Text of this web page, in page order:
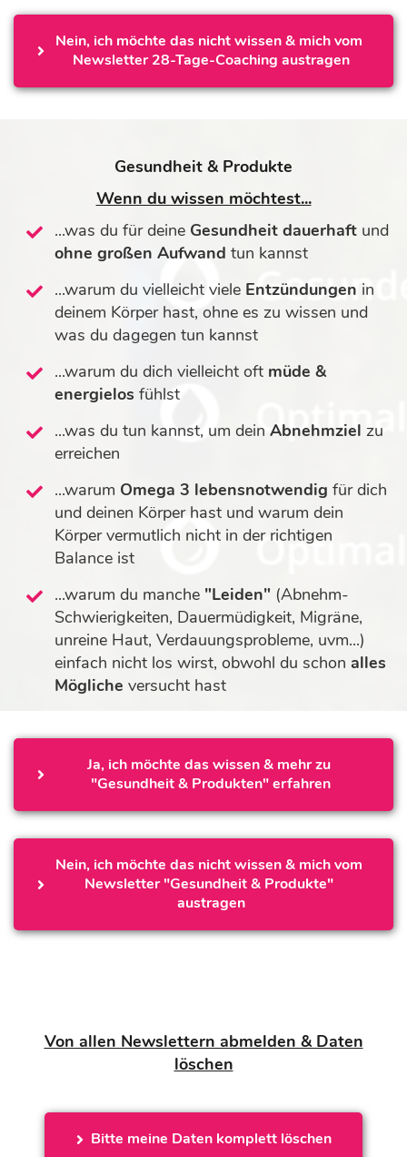
Nein, ich möchte das nicht wissen & mich vom
Newsletter 28-Tage-Coaching austragen
Gesundheit & Produkte
Wenn du wissen möchtest...
...was du für deine Gesundheit dauerhaft und
ohne großen Aufwand tun kannst
...warum du vielleicht viele Entzündungen in
deinem Körper hast, ohne es zu wissen und
was du dagegen tun kannst
...warum du dich vielleicht oft müde &
energielos fühlst
...was du tun kannst, um dein Abnehmziel zu
erreichen
...warum Omega 3 lebensnotwendig für dich
und deinen Körper hast und warum dein
Körper vermutlich nicht in der richtigen
Balance ist
...warum du manche "Leiden" (Abnehm-
Schwierigkeiten, Dauermüdigkeit, Migräne,
unreine Haut, Verdauungsprobleme, uvm...)
einfach nicht los wirst, obwohl du schon alles
Mögliche versucht hast
Ja, ich möchte das wissen & mehr zu
"Gesundheit & Produkten" erfahren
Nein, ich möchte das nicht wissen & mich vom
Newsletter "Gesundheit & Produkte"
austragen
Von allen Newslettern abmelden & Daten
löschen
Bitte meine Daten komplett löschen